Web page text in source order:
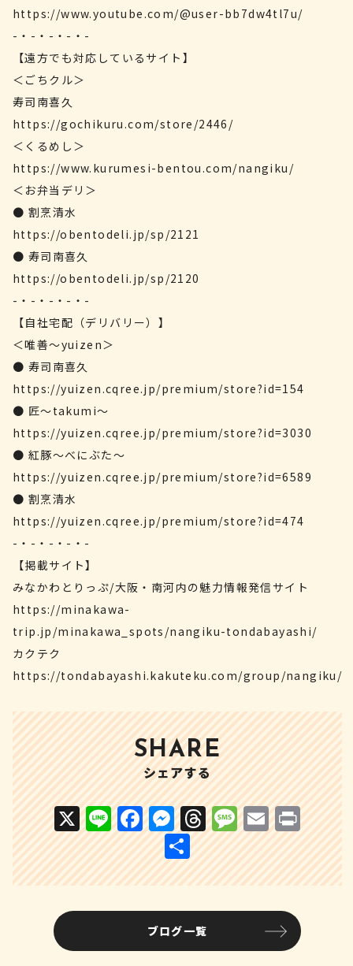
https://www.youtube.com/@user-bb7dw4tl7u/
-・-・-・-・-
【遠方でも対応しているサイト】
＜ごちクル＞
寿司南喜久
https://gochikuru.com/store/2446/
＜くるめし＞
https://www.kurumesi-bentou.com/nangiku/
＜お弁当デリ＞
● 割烹清水
https://obentodeli.jp/sp/2121
● 寿司南喜久
https://obentodeli.jp/sp/2120
-・-・-・-・-
【自社宅配（デリバリー）】
＜唯善～yuizen＞
● 寿司南喜久
https://yuizen.cqree.jp/premium/store?id=154
● 匠〜takumi〜
https://yuizen.cqree.jp/premium/store?id=3030
● 紅豚〜べにぶた〜
https://yuizen.cqree.jp/premium/store?id=6589
● 割烹清水
https://yuizen.cqree.jp/premium/store?id=474
-・-・-・-・-
【掲載サイト】
みなかわとりっぷ/大阪・南河内の魅力情報発信サイト
https://minakawa-
trip.jp/minakawa_spots/nangiku-tondabayashi/
カクテク
https://tondabayashi.kakuteku.com/group/nangiku/
SHARE
シェアする
X Li
n
e
F
a
c
e
b
o
M
e
s
s
e
n
T
h
r
e
a
d
M
e
s
s
a
g
E
m
ai
l
P
ri
n
t
共
有
ブログ一覧